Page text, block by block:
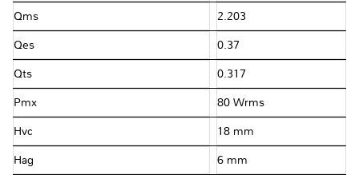
Qms 2.203
Qes 0.37
Qts 0.317
Pmx 80 Wrms
Hvc 18 mm
Hag 6 mm